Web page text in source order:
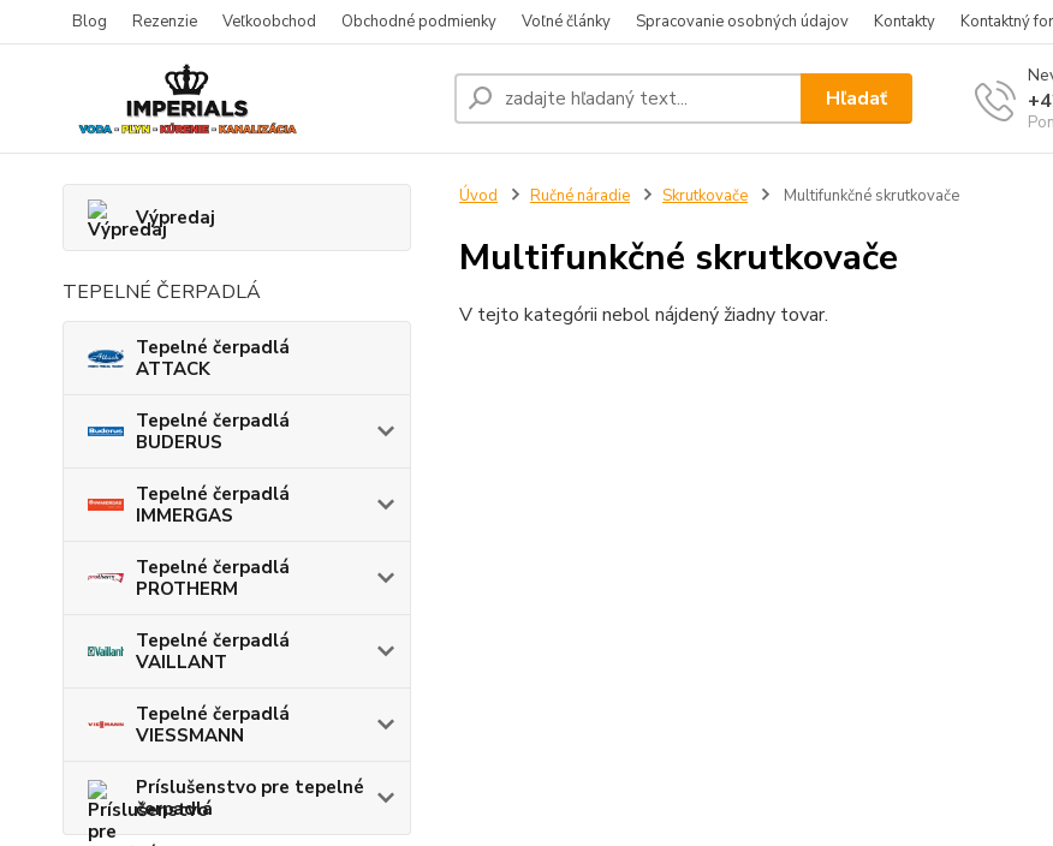
Blog Rezenzie Veľkoobchod Obchodné podmienky Voľné články Spracovanie osobných údajov Kontakty Kontaktný
Hľadať
Výpredaj
TEPELNÉ ČERPADLÁ
Tepelné čerpadlá
ATTACK
Tepelné čerpadlá
BUDERUS
Tepelné čerpadlá
IMMERGAS
Tepelné čerpadlá
PROTHERM
Tepelné čerpadlá
VAILLANT
Tepelné čerpadlá
VIESSMANN
Príslušenstvo pre tepelné
čerpadlá
Úvod Ručné náradie Skrutkovače Multifunkčné skrutkovače
Multifunkčné skrutkovače
V tejto kategórii nebol nájdený žiadny tovar.